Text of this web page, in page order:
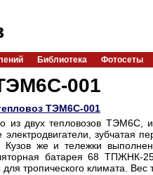
Библиотека Фотосеты
001
ТЭМ6С-001
из двух тепловозов ТЭМ6С,
электродвигатели, зубчатая
Кузов же и тележки
батарея 68 ТПЖНК-
тропического климата.